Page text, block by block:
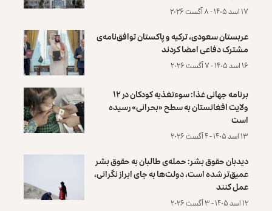
۱۷ اسد ۱۴۰۵ - ۸ آگست ۲۰۲۶
عربستان سعودی، ترکیه و پاکستان توافق‌نامه‌ی
مشترک دفاعی امضا کردند
۱۶ اسد ۱۴۰۵ - ۷ آگست ۲۰۲۶
برنامه جهانی غذا: سوءتغذیه کودکان در ۱۲
ولایت افغانستان به سطح «بحرانی» رسیده
است
۱۳ اسد ۱۴۰۵ - ۴ آگست ۲۰۲۶
دیدبان حقوق بشر: حمله‌ی طالبان به حقوق بشر
عمیق‌تر شده است، دولت‌ها به جای ابراز نگرانی،
عمل کنند
۱۲ اسد ۱۴۰۵ - ۳ آگست ۲۰۲۶